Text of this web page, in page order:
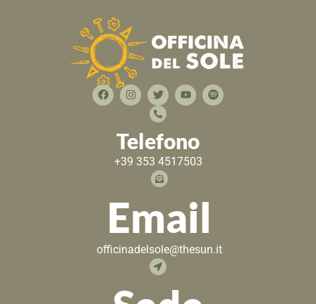
Telefono
+39 353 4517503
Email
officinadelsole@thesun.it